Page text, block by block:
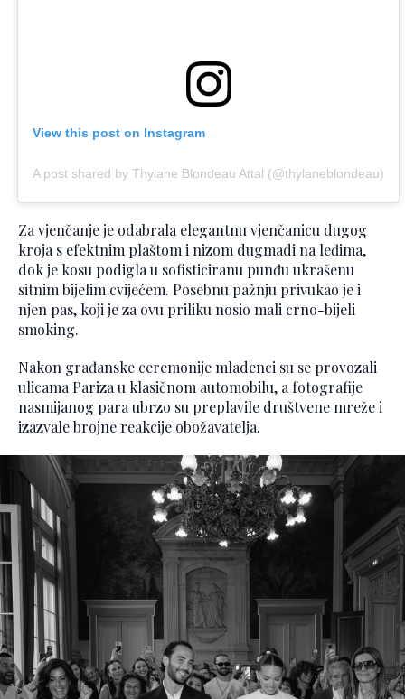
View this post on Instagram
A post shared by Thylane Blondeau Attal (@thylaneblondeau)
Za vjenčanje je odabrala elegantnu vjenčanicu dugog
kroja s efektnim plaštom i nizom dugmadi na leđima,
dok je kosu podigla u sofisticiranu punđu ukrašenu
sitnim bijelim cvijećem. Posebnu pažnju privukao je i
njen pas, koji je za ovu priliku nosio mali crno-bijeli
smoking.
Nakon građanske ceremonije mladenci su se provozali
ulicama Pariza u klasičnom automobilu, a fotografije
nasmijanog para ubrzo su preplavile društvene mreže i
izazvale brojne reakcije obožavatelja.